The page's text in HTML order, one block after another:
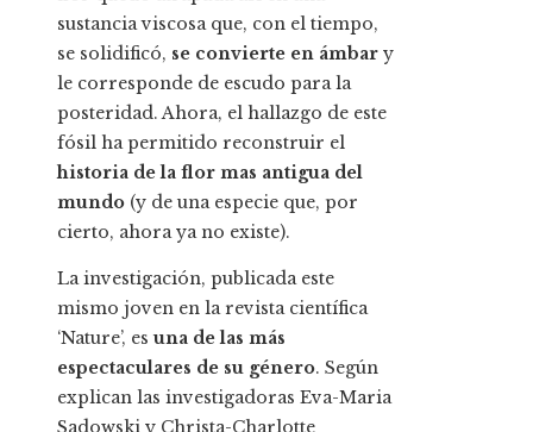
sustancia viscosa que, con el tiempo,
se solidificó, se convierte en ámbar y
le corresponde de escudo para la
posteridad. Ahora, el hallazgo de este
fósil ha permitido reconstruir el
historia de la flor mas antigua del
mundo (y de una especie que, por
cierto, ahora ya no existe).
La investigación, publicada este
mismo joven en la revista científica
‘Nature’, esuna de las más
espectaculares de su género. Según
explican las investigadoras Eva-Maria
Sadowski y Christa-Charlotte